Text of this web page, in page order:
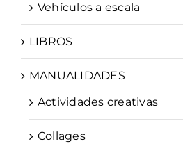
Vehículos a escala
LIBROS
MANUALIDADES
Actividades creativas
Collages